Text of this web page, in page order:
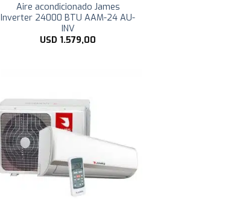
Aire acondicionado James
Inverter 24000 BTU AAM-24 AU-
INV
USD 1.579,00